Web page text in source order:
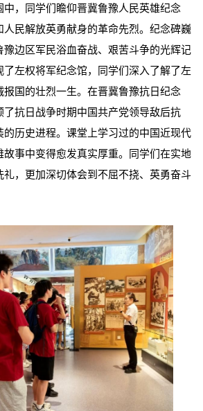
中，同学们瞻仰晋冀鲁豫人民英雄纪念
民解放英勇献身的革命先烈。纪念碑巍
边区军民浴血奋战、艰苦斗争的光辉记
左权将军纪念馆，同学们深入了解了左
国的壮烈一生。在晋冀鲁豫抗日纪念
抗日战争时期中国共产党领导敌后抗
的历史进程。课堂上学习过的中国近现代
故事中变得愈发真实厚重。同学们在实地
，更加深切体会到不屈不挠、英勇奋斗